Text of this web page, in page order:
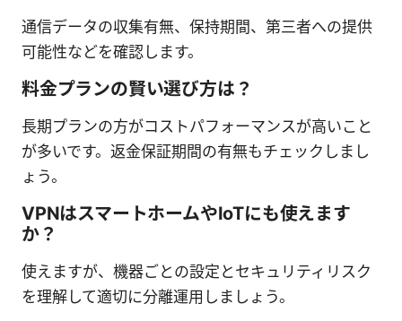
通信データの収集有無、保持期間、第三者への提供
可能性などを確認します。
料金プランの賢い選び方は？
長期プランの方がコストパフォーマンスが高いこと
が多いです。返金保証期間の有無もチェックしまし
ょう。
VPNはスマートホームやIoTにも使えます
か？
使えますが、機器ごとの設定とセキュリティリスク
を理解して適切に分離運用しましょう。